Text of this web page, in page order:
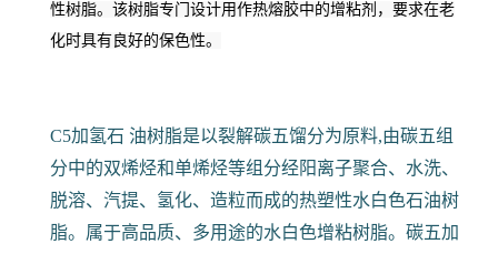
性树脂。 该树脂专门设计用作热熔胶中的增粘剂，要求在老
化时具有良好的保色性。
C5加氢石 油树脂是以裂解碳五馏分为原料,由碳五组
分中的双烯烃和单烯烃等组分经阳离子聚合、水洗、
脱溶、汽提、氢化、造粒而成的热塑性水白色石油树
脂。属于高品质、多用途的水白色增粘树脂。碳五加